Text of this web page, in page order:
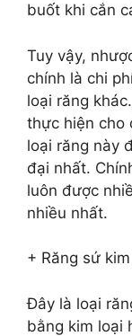
buốt khi cắn
Tuy vậy,
chính là chi
loại răng
thực hiện cho
loại răng này
đại nhất.
luôn được
nhiều nhất.
+ Răng sứ
Đây là loại
bằng kim loại